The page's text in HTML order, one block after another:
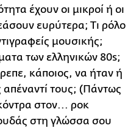
έχουν οι μικροί ή οι
ευρύτερα; Τι ρόλο
μουσικής;
των ελληνικών 80s;
κάποιος, να ήταν ή
απέναντί τους; (Πάντως
στον... ροκ
στη γλώσσα σου